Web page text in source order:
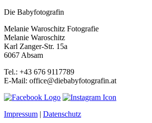
Die Babyfotografin
Melanie Waroschitz Fotografie
Melanie Waroschitz
Karl Zanger-Str. 15a
6067 Absam
Tel.: +43 676 9117789
E-Mail: office@diebabyfotografin.at
Impressum | Datenschutz